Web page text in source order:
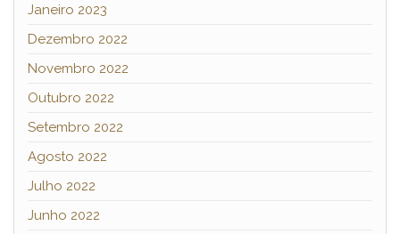
Janeiro 2023
Dezembro 2022
Novembro 2022
Outubro 2022
Setembro 2022
Agosto 2022
Julho 2022
Junho 2022